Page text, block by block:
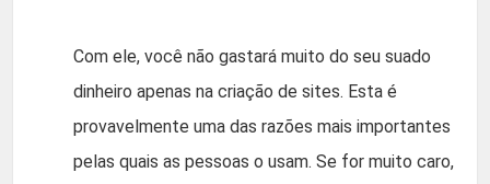
Com ele, você não gastará muito do seu suado
dinheiro apenas na criação de sites. Esta é
provavelmente uma das razões mais importantes
pelas quais as pessoas o usam. Se for muito caro,